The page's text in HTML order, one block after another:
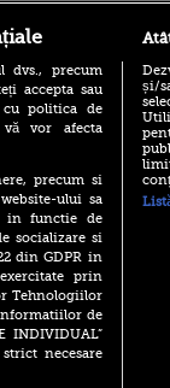
dvs., precum
accepta sau
politica de
vor afecta
precum si
ului sa
in functie de
socializare si
din GDPR in
prin
Tehnologiilor
de
INDIVIDUAL”
necesare
și/